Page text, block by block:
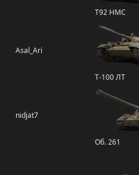
T92 HMC
Asal_Ari
Т-100 ЛТ
nidjat7
Об. 261